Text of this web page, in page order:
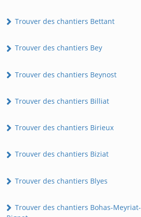
Trouver des chantiers Bettant
Trouver des chantiers Bey
Trouver des chantiers Beynost
Trouver des chantiers Billiat
Trouver des chantiers Birieux
Trouver des chantiers Biziat
Trouver des chantiers Blyes
Trouver des chantiers Bohas-Meyriat-